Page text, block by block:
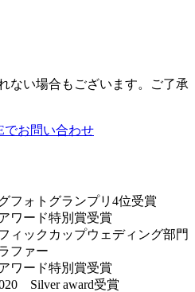
ない場合もございます。ご了承
でお問い合わせ
フォトグランプリ4位受賞
ワード特別賞受賞
ィックカップウェディング部門
ファー
ワード特別賞受賞
Silver award受賞